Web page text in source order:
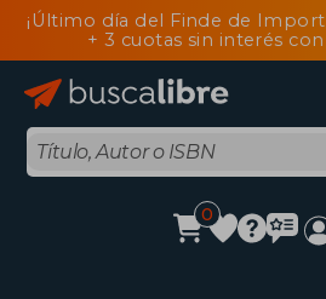
¡Último día del Finde de
+ 3 cuotas sin interés
0